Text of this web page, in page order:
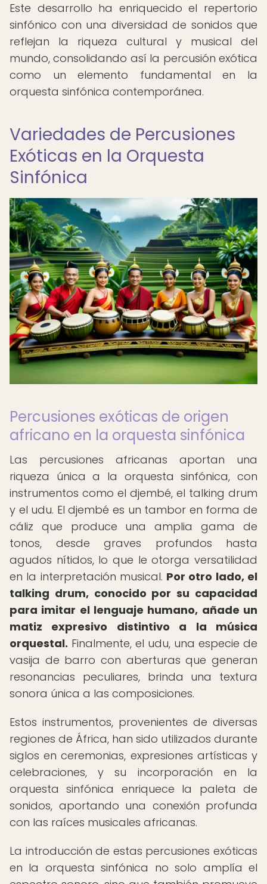
Este desarrollo ha enriquecido el repertorio
sinfónico con una diversidad de sonidos que
reflejan la riqueza cultural y musical del
mundo, consolidando así la percusión exótica
como un elemento fundamental en la
orquesta sinfónica contemporánea.
Variedades de Percusiones
Exóticas en la Orquesta
Sinfónica
Percusiones exóticas de origen
africano en la orquesta sinfónica
Las percusiones africanas aportan una
riqueza única a la orquesta sinfónica, con
instrumentos como el djembé, el talking drum
y el udu. El djembé es un tambor en forma de
cáliz que produce una amplia gama de
tonos, desde graves profundos hasta
agudos nítidos, lo que le otorga versatilidad
en la interpretación musical. Por otro lado, el
talking drum, conocido por su capacidad
para imitar el lenguaje humano, añade un
matiz expresivo distintivo a la música
orquestal. Finalmente, el udu, una especie de
vasija de barro con aberturas que generan
resonancias peculiares, brinda una textura
sonora única a las composiciones.
Estos instrumentos, provenientes de diversas
regiones de África, han sido utilizados durante
siglos en ceremonias, expresiones artísticas y
celebraciones, y su incorporación en la
orquesta sinfónica enriquece la paleta de
sonidos, aportando una conexión profunda
con las raíces musicales africanas.
La introducción de estas percusiones exóticas
en la orquesta sinfónica no solo amplía el